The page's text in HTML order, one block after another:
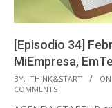
[Episodio 34]
MiEmpresa,
2014-
02-
BY: THINK&START ON:
COMMENTS